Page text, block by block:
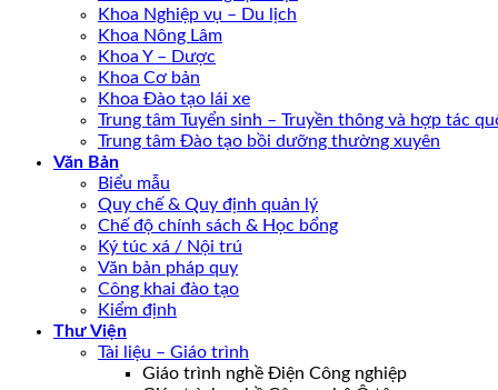
Khoa Nghiệp vụ – Du lịch
Khoa Nông Lâm
Khoa Y – Dược
Khoa Cơ bản
Khoa Đào tạo lái xe
Trung tâm Tuyển sinh – Truyền thông và hợp tác
Trung tâm Đào tạo bồi dưỡng thường xuyên
Văn Bản
Biểu mẫu
Quy chế & Quy định quản lý
Chế độ chính sách & Học bổng
Ký túc xá / Nội trú
Văn bản pháp quy
Công khai đào tạo
Kiểm định
Thư Viện
Tài liệu – Giáo trình
Giáo trình nghề Điện Công nghiệp